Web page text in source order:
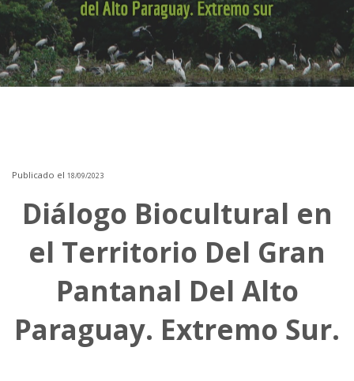
Publicado el 18/09/2023
Diálogo Biocultural en
el Territorio Del Gran
Pantanal Del Alto
Paraguay. Extremo Sur.